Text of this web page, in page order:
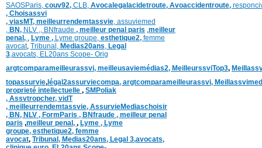
SAOSParis, couv92, CLB, Avocalegalacidetroute, Avoaccidentroute,
, Choisassvi
, viasMT, meilleurrendemtassvie assuviemed
BN, NLV , BNfraude , meilleur penal paris meilleur
penal,
Lyme , Lyme groupe, esthetique2, femme
avocat, Tribunal, Medias20ans Legal
3 avocats, EL20ans Scope- Orig
argtcomparameilleurassvi, meilleusaviemédias2, MeilleurssviTop3,
topassurvie,légal2assurviecompa, argtcomparameilleurassvi,
proprieté intellectuelle , SMPoliak
, Assvtropcher, vidT
, meilleurrendemtassvie, AssurvieMediaschoisir
, BN, NLV , FormParis , BNfraude , meilleur penal
paris ,meilleur penal, , Lyme , Lyme
groupe, esthetique2, femme
avocat, Tribunal, Medias20ans, Legal 3,avocats,